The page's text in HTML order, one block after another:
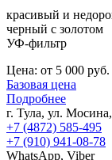
красивый и
черный с золотом
УФ-фильтр
Цена: от 5 000
Базовая цена
Подробнее
г. Тула, ул.
+7 (4872) 585-495
+7 (910) 941-08-78
WhatsApp, Viber